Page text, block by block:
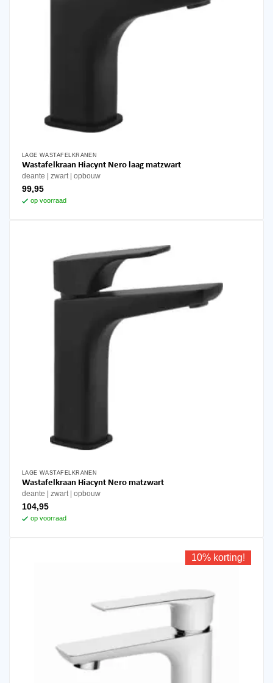
LAGE WASTAFELKRANEN
Wastafelkraan Hiacynt Nero laag matzwart
deante zwart opbouw
99,95
op voorraad
LAGE WASTAFELKRANEN
Wastafelkraan Hiacynt Nero matzwart
deante zwart opbouw
104,95
op voorraad
10% korting!